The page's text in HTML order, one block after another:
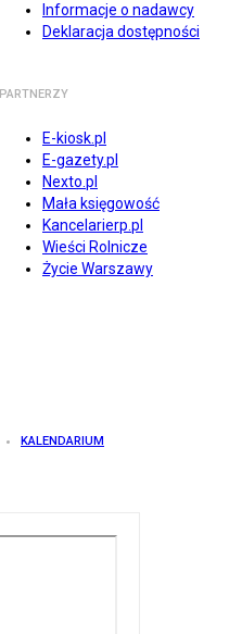
Informacje o nadawcy
Deklaracja dostępności
PARTNERZY
E-kiosk.pl
E-gazety.pl
Nexto.pl
Mała księgowość
Kancelarierp.pl
Wieści Rolnicze
Życie Warszawy
KALENDARIUM